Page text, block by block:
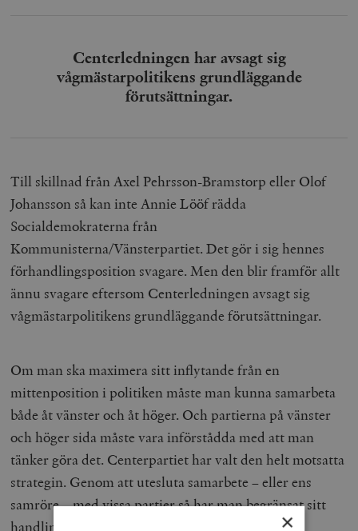
Centerledningen har avsagt sig
vågmästarpolitikens grundläggande
förutsättningar.
Till skillnad från Axel Pehrsson-Bramstorp eller Olof
Johansson så kan inte Annie Lööf rädda
Socialdemokraterna från
Kommunisterna/Vänsterpartiet. Det gör i sig hennes
förhandlingsposition svagare. Men den blir framför allt
ännu svagare eftersom Centerledningen avsagt sig
vågmästarpolitikens grundläggande förutsättningar.
Om man ska maximera sitt inflytande från en
mittenposition i politiken måste man kunna samarbeta
både åt vänster och åt höger. Och partierna på vänster
och höger sida måste vara införstådda med att man
tänker göra det. Centerpartiet har valt den helt motsatta
strategin. Genom att utesluta samarbete – eller ens
samröre – med vissa partier så har man begränsat sitt
handlingsutrymme till den punkt där
×